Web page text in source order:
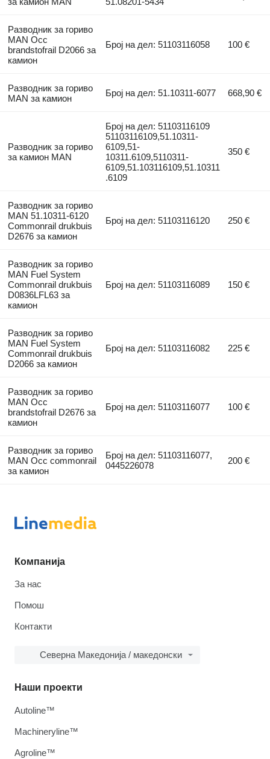
Разводник за гориво
MAN Occ
brandstofrail D2066 за
камион
Број на дел: 51103116058 100 €
Разводник за гориво
MAN за камион
Број на дел: 51.10311-6077 668,90 €
Разводник за гориво
за камион MAN
Број на дел: 51103116109
51103116109,51.10311-
6109,51-
10311.6109,5110311-
6109,51.103116109,51.10311
.6109
350 €
Разводник за гориво
MAN 51.10311-6120
Commonrail drukbuis
D2676 за камион
Број на дел: 51103116120 250 €
Разводник за гориво
MAN Fuel System
Commonrail drukbuis
D0836LFL63 за
камион
Број на дел: 51103116089 150 €
Разводник за гориво
MAN Fuel System
Commonrail drukbuis
D2066 за камион
Број на дел: 51103116082 225 €
Разводник за гориво
MAN Occ
brandstofrail D2676 за
камион
Број на дел: 51103116077 100 €
Разводник за гориво
MAN Occ commonrail
за камион
Број на дел: 51103116077,
0445226078
200 €
Компанија
За нас
Помош
Контакти
Северна Македонија / македонски
Наши проекти
Autoline™
Machineryline™
Agroline™